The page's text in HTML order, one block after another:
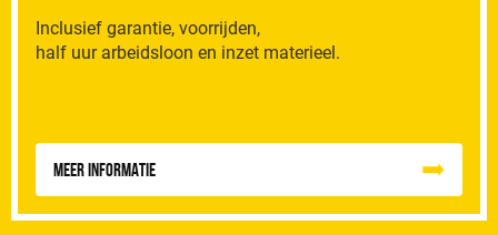
Inclusief garantie, voorrijden,
half uur arbeidsloon en inzet materieel.
Meer informatie